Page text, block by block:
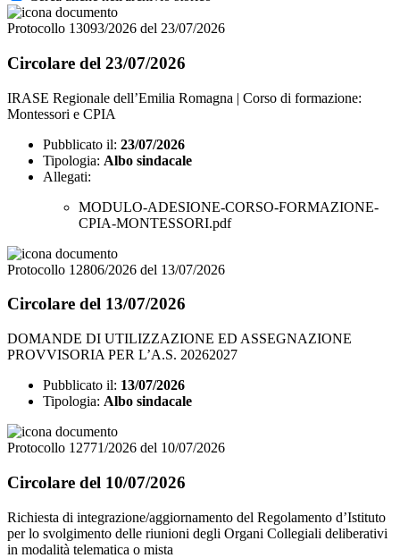
Protocollo 13093/2026 del 23/07/2026
Circolare del 23/07/2026
IRASE Regionale dell’Emilia Romagna | Corso di formazione:
Montessori e CPIA
Pubblicato il: 23/07/2026
Tipologia: Albo sindacale
Allegati:
MODULO-ADESIONE-CORSO-FORMAZIONE-
CPIA-MONTESSORI.pdf
Protocollo 12806/2026 del 13/07/2026
Circolare del 13/07/2026
DOMANDE DI UTILIZZAZIONE ED ASSEGNAZIONE
PROVVISORIA PER L’A.S. 20262027
Pubblicato il: 13/07/2026
Tipologia: Albo sindacale
Protocollo 12771/2026 del 10/07/2026
Circolare del 10/07/2026
Richiesta di integrazione/aggiornamento del Regolamento d’Istituto
per lo svolgimento delle riunioni degli Organi Collegiali deliberativi
in modalità telematica o mista